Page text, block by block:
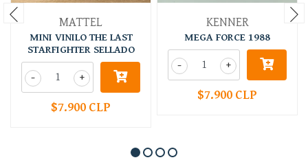
MATTEL
MINI VINILO THE LAST
STARFIGHTER SELLADO
+
-
$7.900 CLP
KENNER
MEGA FORCE 1988
+
-
$7.900 CLP